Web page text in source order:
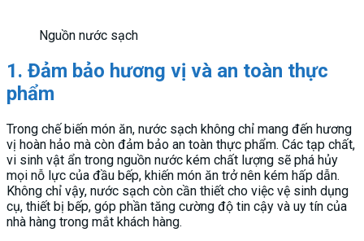
Nguồn nước sạch
1. Đảm bảo hương vị và an toàn thực
phẩm
Trong chế biến món ăn, nước sạch không chỉ mang đến hương
vị hoàn hảo mà còn đảm bảo an toàn thực phẩm. Các tạp chất,
vi sinh vật ẩn trong nguồn nước kém chất lượng sẽ phá hủy
mọi nỗ lực của đầu bếp, khiến món ăn trở nên kém hấp dẫn.
Không chỉ vậy, nước sạch còn cần thiết cho việc vệ sinh dụng
cụ, thiết bị bếp, góp phần tăng cường độ tin cậy và uy tín của
nhà hàng trong mắt khách hàng.